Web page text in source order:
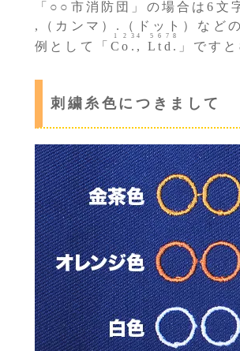
「 ○ ○ 市消 防 団
」の場合は6文
,（カンマ）.（ドット）など
例として「 C
1
o
2
.
3
,
4
L
5
t
6
d
7
.
8
」です
刺繍糸色につきまして